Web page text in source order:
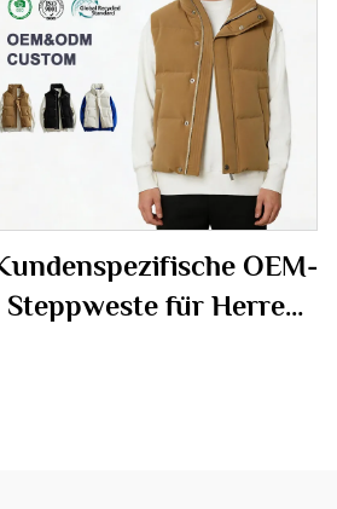
OEM-
Steppweste für Herren